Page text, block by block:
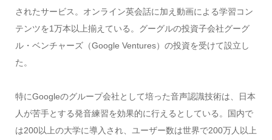
されたサービス。オンライン英会話に加え動画による学習コン
テンツを1万本以上揃えている。グーグルの投資子会社グーグ
ル・ベンチャーズ（Google Ventures）の投資を受けて設立し
た。
特にGoogleのグループ会社として培った音声認識技術は、日本
人が苦手とする発音練習を効果的に行えるとしている。国内で
は200以上の大学に導入され、ユーザー数は世界で200万人以上